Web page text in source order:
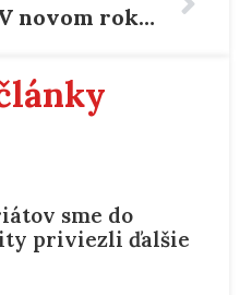
V novom roku nové dno. Vy to nevidíte?
sme do
priviezli ďalšie